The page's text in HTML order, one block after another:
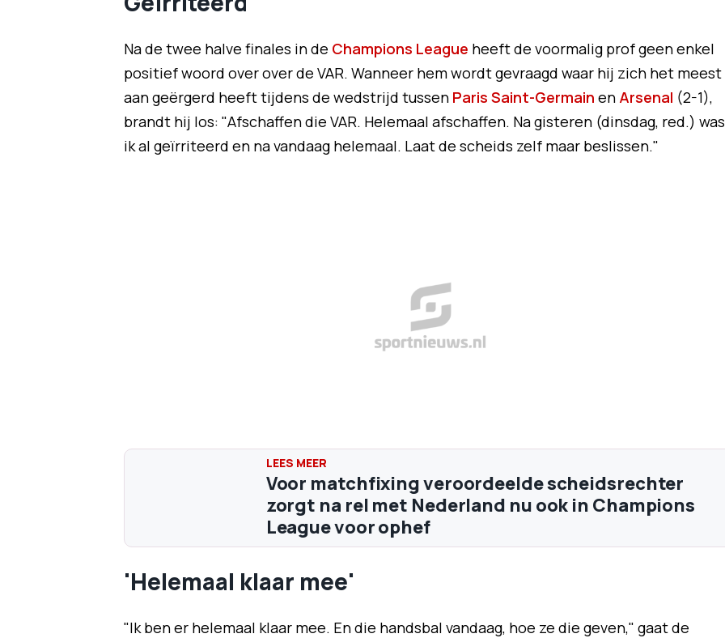
Na de twee halve finales in de Champions League heeft de voormalig prof geen enkel
positief woord over over de VAR. Wanneer hem wordt gevraagd waar hij zich het meest
aan geërgerd heeft tijdens de wedstrijd tussen Paris Saint-Germain en Arsenal (2-1),
brandt hij los: "Afschaffen die VAR. Helemaal afschaffen. Na gisteren (dinsdag, red.) was
ik al geïrriteerd en na vandaag helemaal. Laat de scheids zelf maar beslissen."
Voor matchfixing veroordeelde scheidsrechter
zorgt na rel met Nederland nu ook in Champions
League voor ophef
'Helemaal klaar mee'
"Ik ben er helemaal klaar mee. En die handsbal vandaag, hoe ze die geven," gaat de